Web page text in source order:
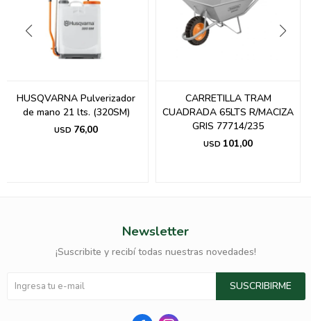
HUSQVARNA Pulverizador
de mano 21 lts. (320SM)
USD 76,00
CARRETILLA TRAM
CUADRADA 65LTS R/MACIZA
GRIS 77714/235
USD 101,00
Newsletter
¡Suscribite y recibí todas nuestras novedades!
SUSCRIBIRME